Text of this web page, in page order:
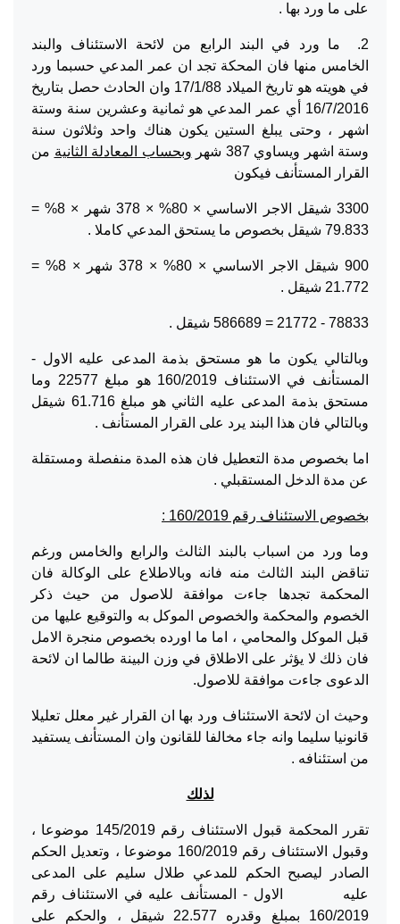
على ما ورد بها .
2. ما ورد في البند الرابع من لائحة الاستئناف والبند
الخامس منها فان المحكة تجد ان عمر المدعي حسبما ورد
في هويته هو تاريخ الميلاد 17/1/88 وان الحادث حصل بتاريخ
16/7/2016 أي عمر المدعي هو ثمانية وعشرين سنة وستة
اشهر ، وحتى يبلغ الستين يكون هناك واحد وثلاثون سنة
وستة اشهر ويساوي 387 شهر
وبحساب المعادلة الثانية من
القرار المستأنف فيكون
3300 شيقل الاجر الاساسي × 80% × 378 شهر × 8% =
79.833 شيقل بخصوص ما يستحق المدعي كاملا .
900 شيقل الاجر الاساسي × 80% × 378 شهر × 8% =
21.772 شيقل .
78833 - 21772 = 586689 شيقل .
وبالتالي يكون ما هو مستحق بذمة المدعى عليه الاول -
المستأنف في الاستئناف 160/2019 هو مبلغ 22577 وما
مستحق بذمة المدعى عليه الثاني هو مبلغ 61.716 شيقل
وبالتالي فان هذا البند يرد على القرار المستأنف .
اما بخصوص مدة التعطيل فان هذه المدة منفصلة ومستقلة
عن مدة الدخل المستقبلي .
بخصوص الاستئناف رقم 160/2019 :
وما ورد من اسباب بالبند الثالث والرابع والخامس ورغم
تناقض البند الثالث منه فانه وبالاطلاع على الوكالة فان
المحكمة تجدها جاءت موافقة للاصول من حيث ذكر
الخصوم والمحكمة والخصوص الموكل به والتوقيع عليها من
قبل الموكل والمحامي ، اما ما اورده بخصوص منجرة الامل
فان ذلك لا يؤثر على الاطلاق في وزن البينة طالما ان لائحة
الدعوى جاءت موافقة للاصول.
وحيث ان لائحة الاستئناف ورد بها ان القرار غير معلل تعليلا
قانونيا سليما وانه جاء مخالفا للقانون وان المستأنف يستفيد
من استئنافه .
لذلك
تقرر المحكمة قبول الاستئناف رقم 145/2019 موضوعا ،
وقبول الاستئناف رقم 160/2019 موضوعا ، وتعديل الحكم
الصادر ليصبح الحكم للمدعي طلال سليم على المدعى
عليه الاول - المستأنف عليه في الاستئناف رقم
160/2019 بمبلغ وقدره 22.577 شيقل ، والحكم على